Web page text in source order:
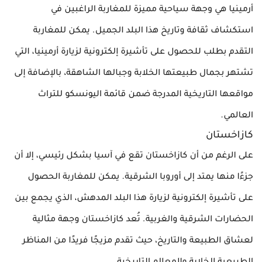
أرمينيا هي وجهة سياحية مميزة للمغاربة الراغبين في
استكشاف ثقافة وتاريخ هذا البلد الجميل. يمكن للمغاربة
التقدم بطلب للحصول على تأشيرة إلكترونية لزيارة أرمينيا، التي
تشتهر بجمال طبيعتها الخلابة وجبالها الشاهقة، بالإضافة إلى
مواقعها التاريخية المدرجة ضمن قائمة اليونسكو للتراث
العالمي.
كازاخستان
على الرغم من أن كازاخستان تقع في آسيا بشكل رئيسي، إلا أن
جزءًا منها يمتد إلى أوروبا الشرقية. يمكن للمغاربة الحصول
على تأشيرة إلكترونية لزيارة هذا البلد المدهش، الذي يجمع بين
الحضارات الشرقية والغربية. تُعد كازاخستان وجهة مثالية
لعشاق الطبيعة والتاريخ، حيث تقدم مزيجًا فريدًا من المناظر